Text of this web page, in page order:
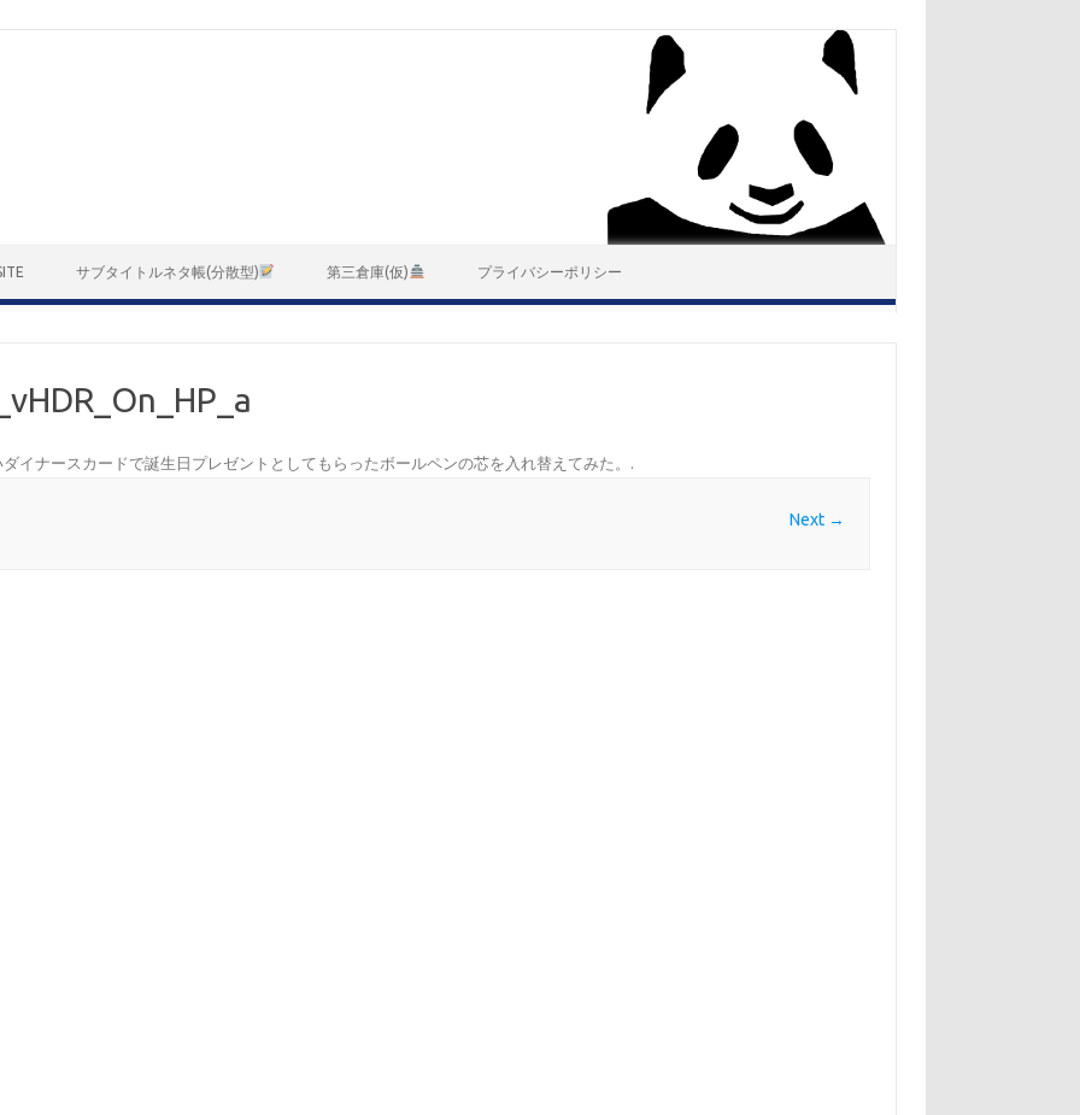
サブタイトルネタ帳(分散型) 第三倉庫(仮) プライバシーポリシー
イナースカードで誕生日プレゼントとしてもらったボールペンの芯を入れ替えてみた。 .
Next →